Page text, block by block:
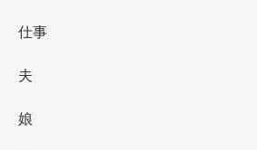
仕事
夫
娘